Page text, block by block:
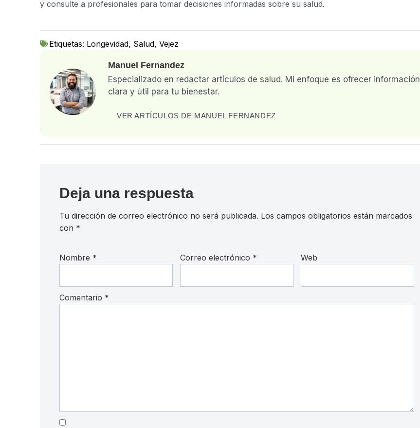
y consulte a profesionales para tomar decisiones informadas sobre su salud.
Etiquetas: Longevidad, Salud, Vejez
Manuel Fernandez
Especializado en redactar artículos de salud. Mi enfoque es ofrecer información
clara y útil para tu bienestar.
VER ARTÍCULOS DE MANUEL FERNANDEZ
Deja una respuesta
Tu dirección de correo electrónico no será publicada. Los campos obligatorios están marcados
con *
Nombre * Correo electrónico * Web
Comentario *